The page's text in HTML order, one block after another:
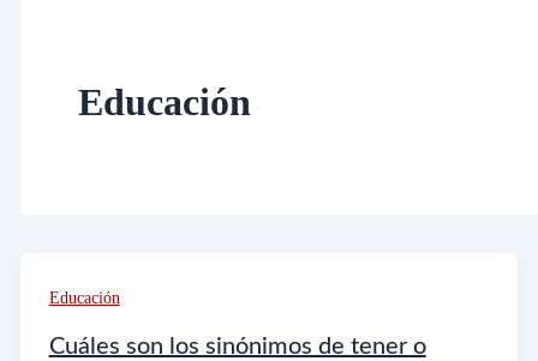
Educación
Educación
Cuáles son los sinónimos de tener o